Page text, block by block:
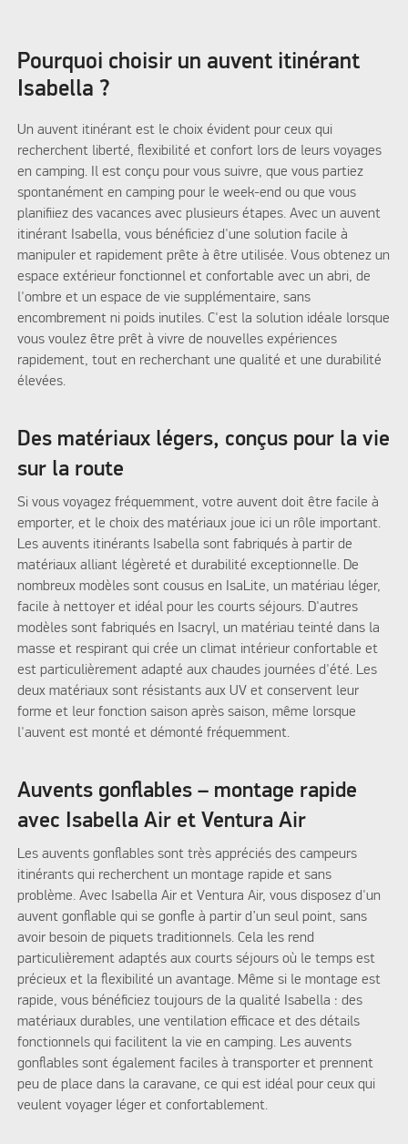
Pourquoi choisir un auvent itinérant
Isabella ?
Un auvent itinérant est le choix évident pour ceux qui
recherchent liberté, flexibilité et confort lors de leurs voyages
en camping. Il est conçu pour vous suivre, que vous partiez
spontanément en camping pour le week-end ou que vous
planifiiez des vacances avec plusieurs étapes. Avec un auvent
itinérant Isabella, vous bénéficiez d'une solution facile à
manipuler et rapidement prête à être utilisée. Vous obtenez un
espace extérieur fonctionnel et confortable avec un abri, de
l'ombre et un espace de vie supplémentaire, sans
encombrement ni poids inutiles. C'est la solution idéale lorsque
vous voulez être prêt à vivre de nouvelles expériences
rapidement, tout en recherchant une qualité et une durabilité
élevées.
Des matériaux légers, conçus pour la vie
sur la route
Si vous voyagez fréquemment, votre auvent doit être facile à
emporter, et le choix des matériaux joue ici un rôle important.
Les auvents itinérants Isabella sont fabriqués à partir de
matériaux alliant légèreté et durabilité exceptionnelle. De
nombreux modèles sont cousus en IsaLite, un matériau léger,
facile à nettoyer et idéal pour les courts séjours. D'autres
modèles sont fabriqués en Isacryl, un matériau teinté dans la
masse et respirant qui crée un climat intérieur confortable et
est particulièrement adapté aux chaudes journées d'été. Les
deux matériaux sont résistants aux UV et conservent leur
forme et leur fonction saison après saison, même lorsque
l'auvent est monté et démonté fréquemment.
Auvents gonflables – montage rapide
avec Isabella Air et Ventura Air
Les auvents gonflables sont très appréciés des campeurs
itinérants qui recherchent un montage rapide et sans
problème. Avec Isabella Air et Ventura Air, vous disposez d'un
auvent gonflable qui se gonfle à partir d’un seul point, sans
avoir besoin de piquets traditionnels. Cela les rend
particulièrement adaptés aux courts séjours où le temps est
précieux et la flexibilité un avantage. Même si le montage est
rapide, vous bénéficiez toujours de la qualité Isabella : des
matériaux durables, une ventilation efficace et des détails
fonctionnels qui facilitent la vie en camping. Les auvents
gonflables sont également faciles à transporter et prennent
peu de place dans la caravane, ce qui est idéal pour ceux qui
veulent voyager léger et confortablement.